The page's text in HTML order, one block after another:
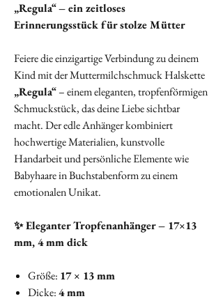
„Regula“ – ein zeitloses
Erinnerungsstück für stolze Mütter
Feiere die einzigartige Verbindung zu deinem
Kind mit der Muttermilchschmuck Halskette
„Regula“– einem eleganten, tropfenförmigen
Schmuckstück, das deine Liebe sichtbar
macht. Der edle Anhänger kombiniert
hochwertige Materialien, kunstvolle
Handarbeit und persönliche Elemente wie
Babyhaare in Buchstabenform zu einem
emotionalen Unikat.
✨ Eleganter Tropfenanhänger – 17×13
mm, 4 mm dick
Größe: 17 × 13 mm
Dicke:4 mm